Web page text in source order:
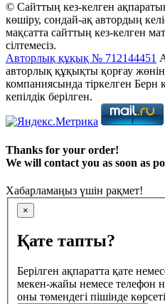
© Сайттың кез-келген
көшіру, сондай-ақ автордың
мақсатта сайттың кез-келген
сілтемесіз.
Авторлық құқық № 712144451
авторлық құқықты қорғау
компаниясында тіркелген
кепілдік берілген.
Thanks for your order!
We will contact you as soon as
Хабарламаңыз үшін рақмет!
×
Қате тапты?
Берілген ақпаратта қате
мекен-жайы немесе телефон
оны төмендегі пішінде